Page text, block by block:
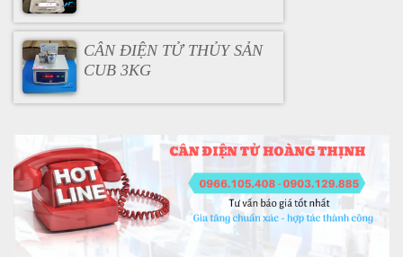
CÂN ĐIỆN TỬ THỦY SẢN
CUB 3KG